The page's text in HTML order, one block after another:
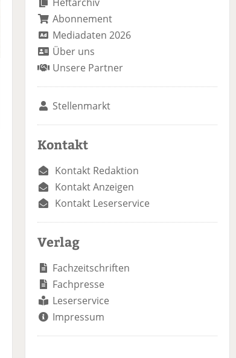
Abonnement
Mediadaten 2026
Über uns
Unsere Partner
Stellenmarkt
Kontakt
Kontakt Redaktion
Kontakt Anzeigen
Kontakt Leserservice
Verlag
Fachzeitschriften
Fachpresse
Leserservice
Impressum